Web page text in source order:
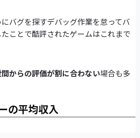
バグを探すデバッグ作業を怠ってバ
ことで酷評されたゲームはこれまで
間からの評価が割に合わない場合も多
の平均収入